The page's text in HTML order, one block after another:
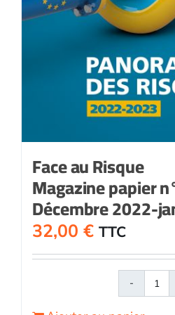
Face au Risque
Magazine papier
Décembre 2022-
32,00 € TTC